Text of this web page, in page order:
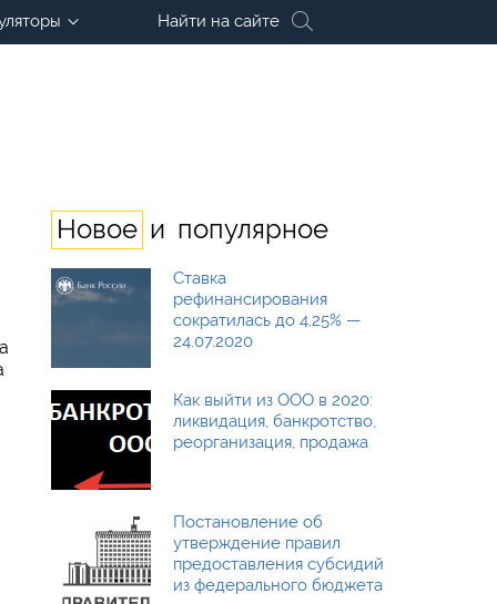
Найти на сайте
Новое и популярное
Ставка
рефинансирования
сократилась до 4,25% —
24.07.2020
Как выйти из ООО в 2020:
ликвидация, банкротство,
реорганизация, продажа
Постановление об
утверждение правил
предоставления субсидий
из федерального бюджета